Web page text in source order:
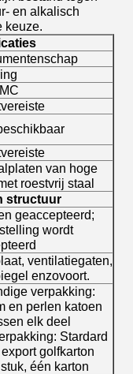
en alkalisch
keuze.
van hoge
roestvrij staal
structuur
geaccepteerd;
wordt
ventilatiegaten,
enzovoort.
verpakking:
en perlen katoen
elk deel
Stardard
golfkarton
stuk, één karton